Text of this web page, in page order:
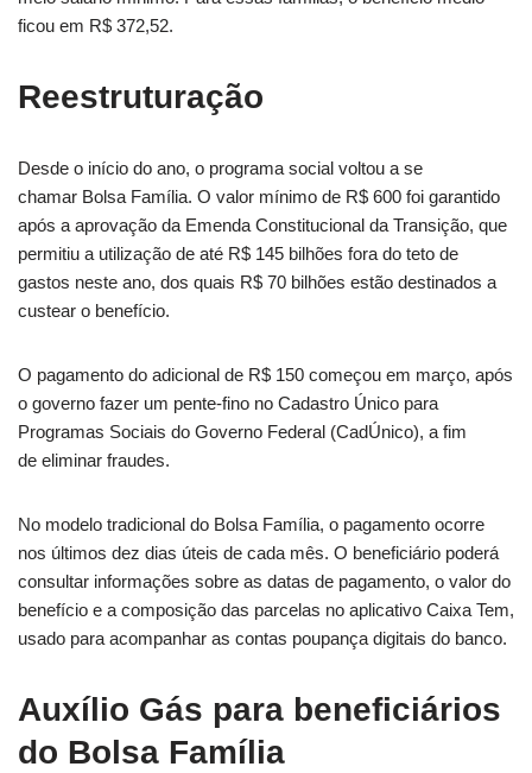
ficou em R$ 372,52.
Reestruturação
Desde o início do ano, o programa social voltou a se
chamar Bolsa Família. O valor mínimo de R$ 600 foi garantido
após a aprovação da Emenda Constitucional da Transição, que
permitiu a utilização de até R$ 145 bilhões fora do teto de
gastos neste ano, dos quais R$ 70 bilhões estão destinados a
custear o benefício.
O pagamento do adicional de R$ 150 começou em março, após
o governo fazer um pente-fino no Cadastro Único para
Programas Sociais do Governo Federal (CadÚnico), a fim
de eliminar fraudes.
No modelo tradicional do Bolsa Família, o pagamento ocorre
nos últimos dez dias úteis de cada mês. O beneficiário poderá
consultar informações sobre as datas de pagamento, o valor do
benefício e a composição das parcelas no aplicativo Caixa Tem,
usado para acompanhar as contas poupança digitais do banco.
Auxílio Gás para beneficiários
do Bolsa Família